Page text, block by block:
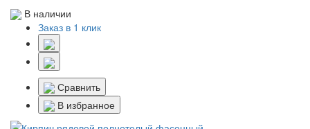
В наличии
Заказ в 1 клик
Сравнить
В избранное